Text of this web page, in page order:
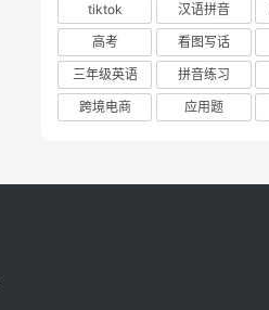
tiktok
汉语拼音
高考
看图写话
三年级英语
拼音练习
跨境电商
应用题